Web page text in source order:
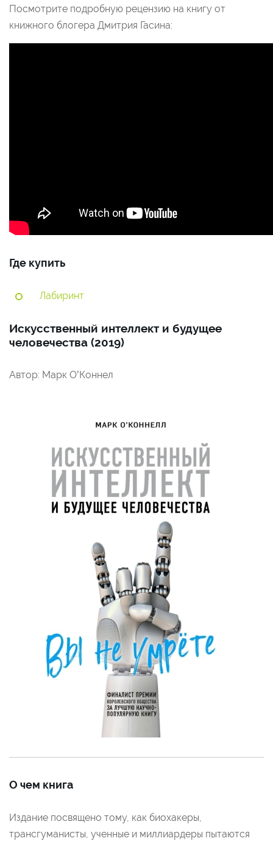
Посмотрите подробную рецензию на книгу от
книжного блогера Дмитрия Гасина:
Где купить
Лабиринт
Искусственный интеллект и будущее
человечества (2019)
Автор: Марк О’Коннел
О чем книга
Издание посвящено тому, как биохакеры,
трансгуманисты, ученные и миллиардеры пытаются